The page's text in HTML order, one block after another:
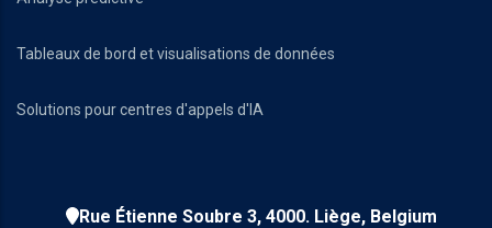
Tableaux de bord et visualisations de données
Solutions pour centres d'appels d'IA
Rue Étienne Soubre 3, 4000. Liège, Belgium